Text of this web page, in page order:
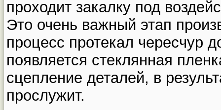
проходит закалку под
Это очень важный этап
процесс протекал чересчур
появляется стеклянная
сцепление деталей, в
прослужит.